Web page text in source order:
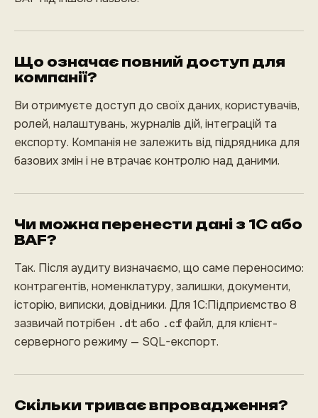
Що означає повний доступ для
компанії?
Ви отримуєте доступ до своїх даних, користувачів,
ролей, налаштувань, журналів дій, інтеграцій та
експорту. Компанія не залежить від підрядника для
базових змін і не втрачає контролю над даними.
Чи можна перенести дані з 1С або
BAF?
Так. Після аудиту визначаємо, що саме переносимо:
контрагентів, номенклатуру, залишки, документи,
історію, виписки, довідники. Для 1С:Підприємство 8
зазвичай потрібен .dt або .cf файл, для клієнт-
серверного режиму — SQL-експорт.
Скільки триває впровадження?